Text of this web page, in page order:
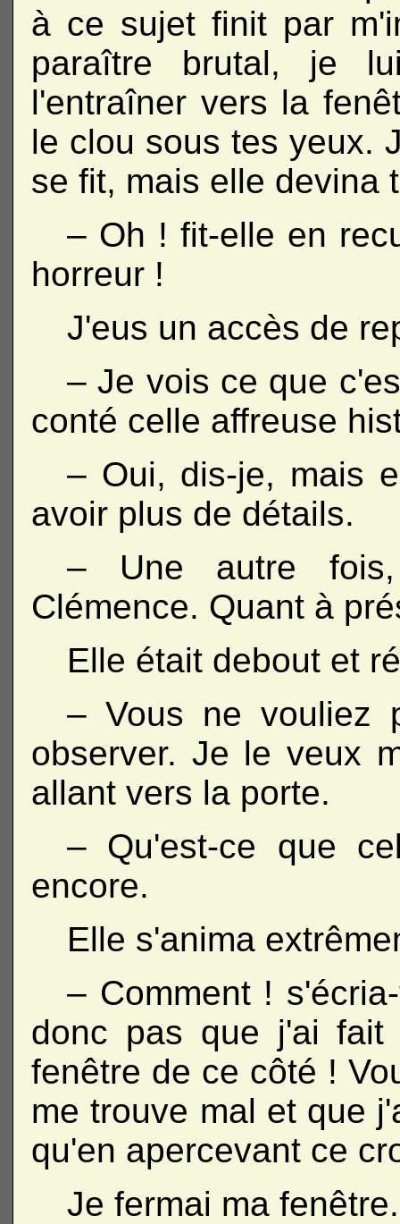
à ce sujet finit par
paraître brutal, je
l'entraîner vers la
le clou sous tes yeux.
se fit, mais elle devina
– Oh ! fit-elle en
horreur !
J'eus un accès de
– Je vois ce que
conté celle affreuse
– Oui, dis-je, mais
avoir plus de détails.
– Une autre
Clémence. Quant à
Elle était debout et
– Vous ne vouliez
observer. Je le veux
allant vers la porte.
– Qu'est-ce que
encore.
Elle s'anima
– Comment !
donc pas que j'ai fait
fenêtre de ce côté !
me trouve mal et que
qu'en apercevant ce
Je fermai ma fenêtre.